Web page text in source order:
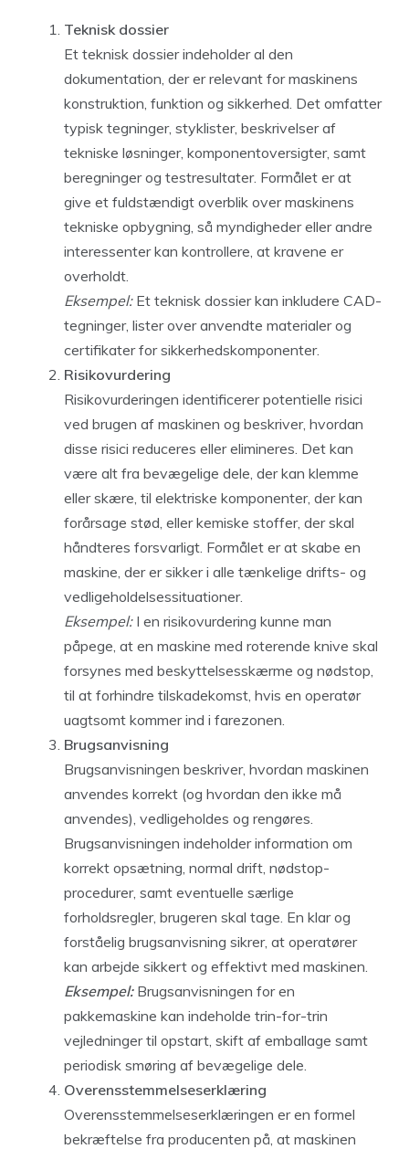
Teknisk dossier
Et teknisk dossier indeholder al den
dokumentation, der er relevant for maskinens
konstruktion, funktion og sikkerhed. Det omfatter
typisk tegninger, styklister, beskrivelser af
tekniske løsninger, komponentoversigter, samt
beregninger og testresultater. Formålet er at
give et fuldstændigt overblik over maskinens
tekniske opbygning, så myndigheder eller andre
interessenter kan kontrollere, at kravene er
overholdt.
Eksempel:Et teknisk dossier kan inkludere CAD-
tegninger, lister over anvendte materialer og
certifikater for sikkerhedskomponenter.
Risikovurdering
Risikovurderingen identificerer potentielle risici
ved brugen af maskinen og beskriver, hvordan
disse risici reduceres eller elimineres. Det kan
være alt fra bevægelige dele, der kan klemme
eller skære, til elektriske komponenter, der kan
forårsage stød, eller kemiske stoffer, der skal
håndteres forsvarligt. Formålet er at skabe en
maskine, der er sikker i alle tænkelige drifts- og
vedligeholdelsessituationer.
Eksempel:I en risikovurdering kunne man
påpege, at en maskine med roterende knive skal
forsynes med beskyttelsesskærme og nødstop,
til at forhindre tilskadekomst, hvis en operatør
uagtsomt kommer ind i farezonen.
Brugsanvisning
Brugsanvisningen beskriver, hvordan maskinen
anvendes korrekt (og hvordan den ikke må
anvendes), vedligeholdes og rengøres.
Brugsanvisningen indeholder information om
korrekt opsætning, normal drift, nødstop-
procedurer, samt eventuelle særlige
forholdsregler, brugeren skal tage. En klar og
forståelig brugsanvisning sikrer, at operatører
kan arbejde sikkert og effektivt med maskinen.
Eksempel:Brugsanvisningen for en
pakkemaskine kan indeholde trin-for-trin
vejledninger til opstart, skift af emballage samt
periodisk smøring af bevægelige dele.
Overensstemmelseserklæring
Overensstemmelseserklæringen er en formel
bekræftelse fra producenten på, at maskinen